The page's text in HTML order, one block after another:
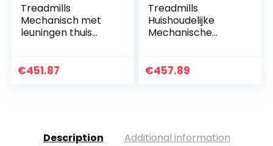
Treadmills
Mechanisch met
leuningen thuis
sportuitrusting
€451.87
Treadmills
Huishoudelijke
Mechanische
Thuis Fitness
€457.89
Description Additional information